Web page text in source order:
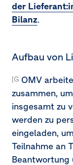
der
Bilanz.
Aufbau von
[G1-2.15]
OMV
zusammen,
insgesamt zu
werden zu
eingeladen,
Teilnahme an
Beantwortung